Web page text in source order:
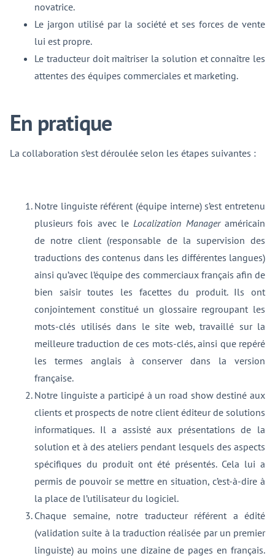
novatrice.
Le jargon utilisé par la société et ses forces de vente
lui est propre.
Le traducteur doit maîtriser la solution et connaître les
attentes des équipes commerciales et marketing.
En pratique
La collaboration s’est déroulée selon les étapes suivantes :
Notre linguiste référent (équipe interne) s’est entretenu
plusieurs fois avec leLocalization Manageraméricain
de notre client (responsable de la supervision des
traductions des contenus dans les différentes langues)
ainsi qu’avec l’équipe des commerciaux français afin de
bien saisir toutes les facettes du produit. Ils ont
conjointement constitué un glossaire regroupant les
mots-clés utilisés dans le site web, travaillé sur la
meilleure traduction de ces mots-clés, ainsi que repéré
les termes anglais à conserver dans la version
française.
Notre linguiste a participé à un road show destiné aux
clients et prospects de notre client éditeur de solutions
informatiques. Il a assisté aux présentations de la
solution et à des ateliers pendant lesquels des aspects
spécifiques du produit ont été présentés. Cela lui a
permis de pouvoir se mettre en situation, c’est-à-dire à
la place de l’utilisateur du logiciel.
Chaque semaine, notre traducteur référent a édité
(validation suite à la traduction réalisée par un premier
linguiste) au moins une dizaine de pages en français.